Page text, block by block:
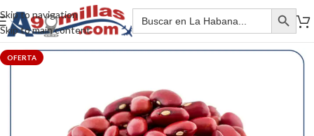
Skip to navigation
Skip to main content
OFERTA